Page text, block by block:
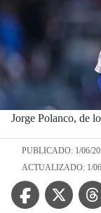
Jorge Polanco, de
PUBLICADO: 1/06/
ACTUALIZADO: 1/
Facebook IconTwitter Icon